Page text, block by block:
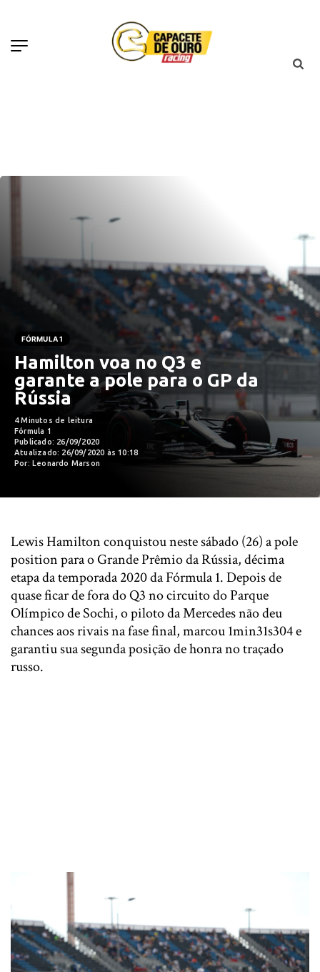
FÓRMULA 1
Hamilton voa no Q3 e
garante a pole para o GP da
Rússia
4 Minutos de leitura
Fórmula 1
Publicado: 26/09/2020
Atualizado: 26/09/2020 às 10:18
Por: Leonardo Marson
Lewis Hamilton conquistou neste sábado (26) a pole
position para o Grande Prêmio da Rússia, décima
etapa da temporada 2020 da Fórmula 1. Depois de
quase ficar de fora do Q3 no circuito do Parque
Olímpico de Sochi, o piloto da Mercedes não deu
chances aos rivais na fase final, marcou 1min31s304 e
garantiu sua segunda posição de honra no traçado
russo.